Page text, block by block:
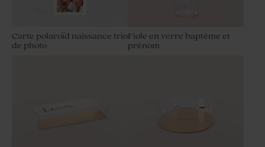
Carte polaroïd naissance trio
de photo
Fiole en verre baptême et
prénom